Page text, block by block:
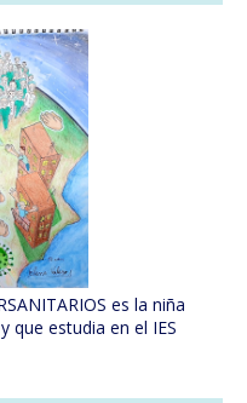
es la niña
que estudia en el IES